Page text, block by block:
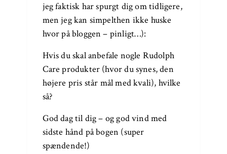
jeg faktisk har spurgt dig om tidligere,
men jeg kan simpelthen ikke huske
hvor på bloggen – pinligt…):
Hvis du skal anbefale nogle Rudolph
Care produkter (hvor du synes, den
højere pris står mål med kvali), hvilke
så?
God dag til dig – og god vind med
sidste hånd på bogen (super
spændende!)